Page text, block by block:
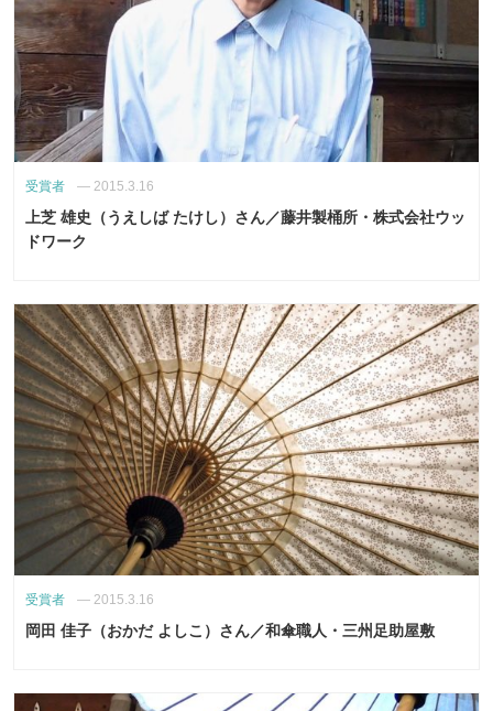
受賞者 — 2015.3.16
上芝 雄史（うえしば たけし）さん／藤井製桶所・株式会社ウッ
ドワーク
受賞者 — 2015.3.16
岡田 佳子（おかだ よしこ）さん／和傘職人・三州足助屋敷